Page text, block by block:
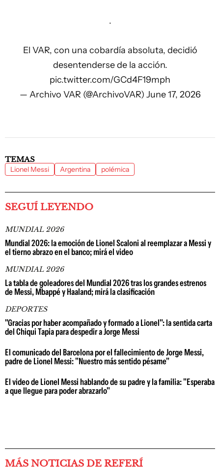
.
El VAR, con una cobardía absoluta, decidió
desentenderse de la acción.
pic.twitter.com/GCd4F19mph
— Archivo VAR (@ArchivoVAR) June 17, 2026
TEMAS
Lionel Messi Argentina polémica
SEGUÍ LEYENDO
MUNDIAL 2026
Mundial 2026: la emoción de Lionel Scaloni al reemplazar a Messi y
el tierno abrazo en el banco; mirá el video
MUNDIAL 2026
La tabla de goleadores del Mundial 2026 tras los grandes estrenos
de Messi, Mbappé y Haaland; mirá la clasificación
DEPORTES
"Gracias por haber acompañado y formado a Lionel": la sentida carta
del Chiqui Tapia para despedir a Jorge Messi
El comunicado del Barcelona por el fallecimiento de Jorge Messi,
padre de Lionel Messi: "Nuestro más sentido pésame"
El video de Lionel Messi hablando de su padre y la familia: "Esperaba
a que llegue para poder abrazarlo"
MÁS NOTICIAS DE REFERÍ